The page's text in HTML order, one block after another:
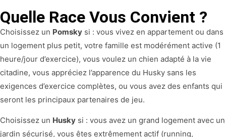
Quelle Race Vous Convient ?
Choisissez un Pomsky si : vous vivez en appartement ou dans
un logement plus petit, votre famille est modérément active (1
heure/jour d’exercice), vous voulez un chien adapté à la vie
citadine, vous appréciez l’apparence du Husky sans les
exigences d’exercice complètes, ou vous avez des enfants qui
seront les principaux partenaires de jeu.
Choisissez un Husky si : vous avez un grand logement avec un
jardin sécurisé, vous êtes extrêmement actif (running,